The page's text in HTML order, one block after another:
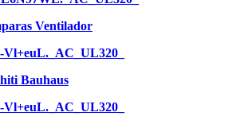
Ventilador
Bauhaus